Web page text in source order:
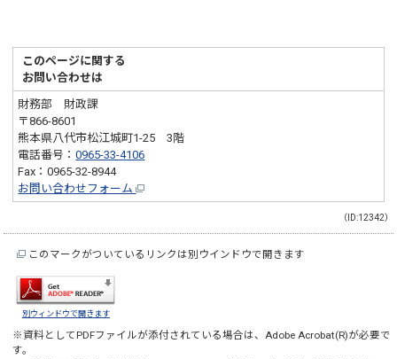
このページに関する
お問い合わせは
財務部 財政課
〒866-8601
熊本県八代市松江城町1-25 3階
電話番号：0965-33-4106
Fax：0965-32-8944
お問い合わせフォーム
（ID:12342）
このマークがついているリンクは別ウインドウで開きます
別ウィンドウで開きます
※資料としてPDFファイルが添付されている場合は、 Adobe Acrobat(R)が必要で
す。